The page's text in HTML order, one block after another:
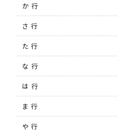
か 行
さ 行
た 行
な 行
は 行
ま 行
や 行